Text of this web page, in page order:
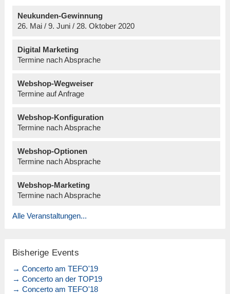
Neukunden-Gewinnung
26. Mai / 9. Juni / 28. Oktober 2020
Digital Marketing
Termine nach Absprache
Webshop-Wegweiser
Termine auf Anfrage
Webshop-Konfiguration
Termine nach Absprache
Webshop-Optionen
Termine nach Absprache
Webshop-Marketing
Termine nach Absprache
Alle Veranstaltungen...
Bisherige Events
→ Concerto am TEFO'19
→ Concerto an der TOP19
→ Concerto am TEFO'18